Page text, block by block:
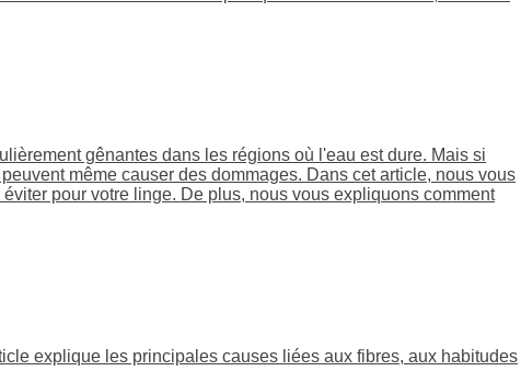
gênantes dans les régions où l'eau est dure. Mais si
même causer des dommages. Dans cet article, nous vous
pour votre linge. De plus, nous vous expliquons comment
explique les principales causes liées aux fibres, aux habitudes